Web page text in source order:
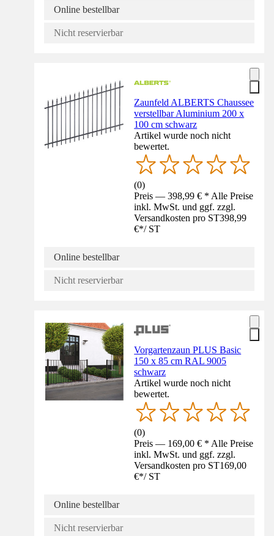
Online bestellbar
Nicht reservierbar
Zaunfeld ALBERTS Chaussee
verstellbar Aluminium 200 x
100 cm schwarz
Artikel wurde noch nicht
bewertet.
(0)
Preis — 398,99 € * Alle Preise
inkl. MwSt. und ggf. zzgl.
Versandkosten pro ST398,99
€*/ ST
Online bestellbar
Nicht reservierbar
Vorgartenzaun PLUS Basic
150 x 85 cm RAL 9005
schwarz
Artikel wurde noch nicht
bewertet.
(0)
Preis — 169,00 € * Alle Preise
inkl. MwSt. und ggf. zzgl.
Versandkosten pro ST169,00
€*/ ST
Online bestellbar
Nicht reservierbar